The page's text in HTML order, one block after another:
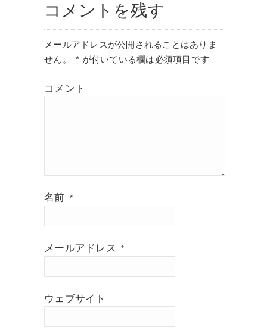
コメントを残す
メールアドレスが公開されることはありま
せん。
* が付いている欄は必須項目です
コメント
名前 *
メールアドレス *
ウェブサイト